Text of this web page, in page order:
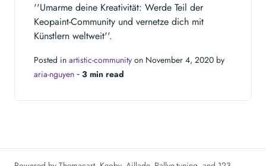
''Umarme deine Kreativität: Werde Teil der
Keopaint-Community und vernetze dich mit
Künstlern weltweit''.
Posted in artistic-community on November 4, 2020 by
aria-nguyen ‐ 3 min read